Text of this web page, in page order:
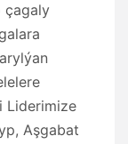
çagaly
Liderimize
Aşgabat